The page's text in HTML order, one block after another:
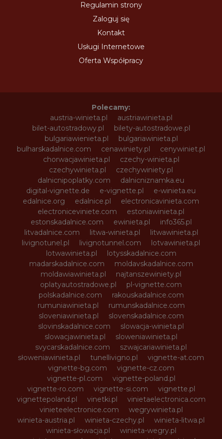
Regulamin strony
Zaloguj się
Kontakt
Usługi Internetowe
Oferta Współpracy
Polecamy:
austria-winieta.pl
austriawinieta.pl
bilet-autostradowy.pl
bilety-autostradowe.pl
bulgariawienieta.pl
bulgariawinieta.pl
bulharskadalnice.com
cenawiniety.pl
cenywiniet.pl
chorwacjawinieta.pl
czechy-winieta.pl
czechywinieta.pl
czechywiniety.pl
dalnicnipoplatky.com
dalnicniznamka.eu
digital-vignette.de
e-vignette.pl
e-winieta.eu
edalnice.org
edalnice.pl
electronicavinieta.com
electroniceviniete.com
estoniawinieta.pl
estonskadalnice.com
ewinieta.pl
info365.pl
litvadalnice.com
litwa-winieta.pl
litwawinieta.pl
livignotunel.pl
livignotunnel.com
lotvawinieta.pl
lotwawinieta.pl
lotysskadalnice.com
madarskadalnice.com
moldavskadalnice.com
moldawiawinieta.pl
najtanszewiniety.pl
oplatyautostradowe.pl
pl-vignette.com
polskadalnice.com
rakouskadalnice.com
rumuniawinieta.pl
rumunskadalnice.com
sloveniawinieta.pl
slovenskadalnice.com
slovinskadalnice.com
slowacja-winieta.pl
slowacjawinieta.pl
sloweniawinieta.pl
svycarskadalnice.com
szwajcariawinieta.pl
słoweniawinieta.pl
tunellivigno.pl
vignette-at.com
vignette-bg.com
vignette-cz.com
vignette-pl.com
vignette-poland.pl
vignette-ro.com
vignette-si.com
vignette.pl
vignettepoland.pl
vinetki.pl
vinietaelectronica.com
vinieteelectronice.com
wegrywinieta.pl
winieta-austria.pl
winieta-czechy.pl
winieta-litwa.pl
winieta-słowacja.pl
winieta-wegry.pl